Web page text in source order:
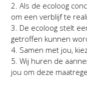
2. Als de ecoloog
om een verblijf te
3. De ecoloog stelt
getroffen kunnen
4. Samen met jou,
5. Wij huren de
jou om deze